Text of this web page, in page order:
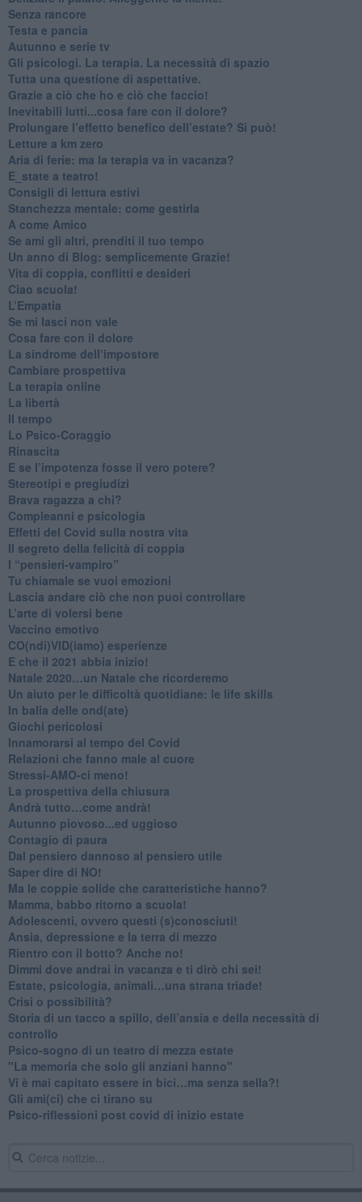
​Senza rancore
​Testa e pancia
​Autunno e serie tv
​Gli psicologi. La terapia. La necessità di spazio
​Tutta una questione di aspettative.
​Grazie a ciò che ho e ciò che faccio!
​Inevitabili lutti...cosa fare con il dolore?
Prolungare l’effetto benefico dell’estate? Si può!
​Letture a km zero
​Aria di ferie: ma la terapia va in vacanza?
​E_state a teatro!
​Consigli di lettura estivi
​Stanchezza mentale: come gestirla
​A come Amico
​Se ami gli altri, prenditi il tuo tempo
​Un anno di Blog: semplicemente Grazie!
​Vita di coppia, conflitti e desideri
​Ciao scuola!
​L’Empatia
​Se mi lasci non vale
Cosa fare con il dolore
​La sindrome dell’impostore
​Cambiare prospettiva
La terapia online
La libertà
​Il tempo
​Lo Psico-Coraggio
Rinascita
​E se l’impotenza fosse il vero potere?
Stereotipi e pregiudizi
​Brava ragazza a chi?
​Compleanni e psicologia
Effetti del Covid sulla nostra vita
Il segreto della felicità di coppia
​I “pensieri-vampiro”
​Tu chiamale se vuoi emozioni
​Lascia andare ciò che non puoi controllare
L’arte di volersi bene
​Vaccino emotivo
CO(ndi)VID(iamo) esperienze
​E che il 2021 abbia inizio!
​Natale 2020…un Natale che ricorderemo
Un aiuto per le difficoltà quotidiane: le life skills
​In balia delle ond(ate)
Giochi pericolosi
Innamorarsi al tempo del Covid
​Relazioni che fanno male al cuore
​Stressi-AMO-ci meno!
​La prospettiva della chiusura
​Andrà tutto…come andrà!
Autunno piovoso...ed uggioso
​Contagio di paura
​Dal pensiero dannoso al pensiero utile
​Saper dire di NO!
​Ma le coppie solide che caratteristiche hanno?
​Mamma, babbo ritorno a scuola!
Adolescenti, ovvero questi (s)conosciuti!
Ansia, depressione e la terra di mezzo
​Rientro con il botto? Anche no!
Dimmi dove andrai in vacanza e ti dirò chi sei!
​Estate, psicologia, animali…una strana triade!
​Crisi o possibilità?
​Storia di un tacco a spillo, dell’ansia e della necessità di
controllo
​Psico-sogno di un teatro di mezza estate
"La memoria che solo gli anziani hanno"
​Vi è mai capitato essere in bici…ma senza sella?!
​Gli ami(ci) che ci tirano su
Psico-riflessioni post covid di inizio estate